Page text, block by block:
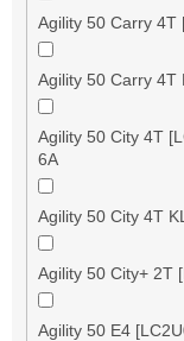
Agility 50 Carry 4T
Agility 50 Carry 4T
Agility 50 City 4T
6A
Agility 50 City 4T
Agility 50 City+ 2T
Agility 50 E4